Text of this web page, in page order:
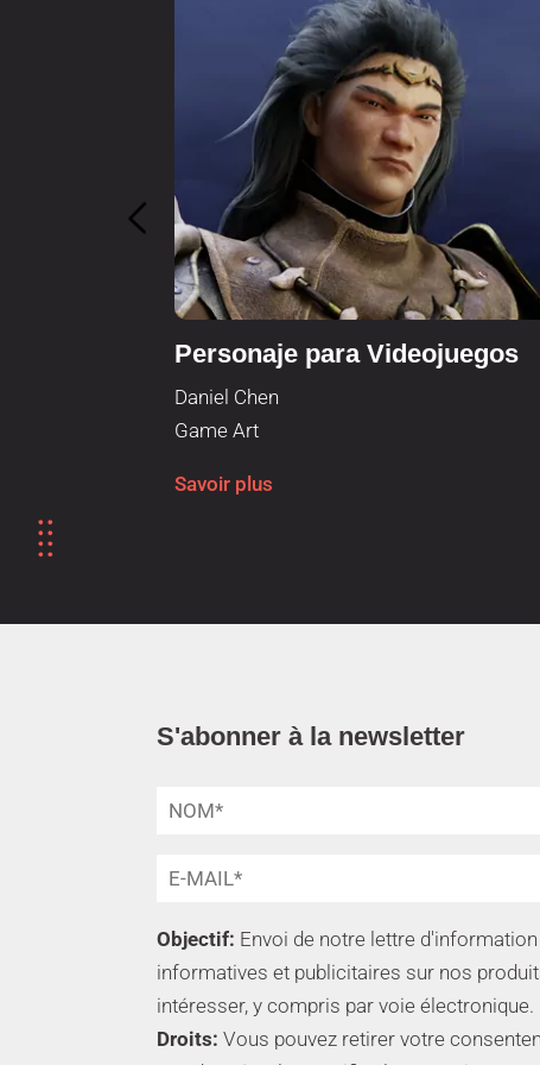
Personaje para Videojuegos
Daniel Chen
Game Art
Savoir plus
S'abonner à la newsletter
Objectif: Envoi de notre lettre
informatives et publicitaires sur nos
intéresser, y compris par voie électronique.
Droits: Vous pouvez retirer votre